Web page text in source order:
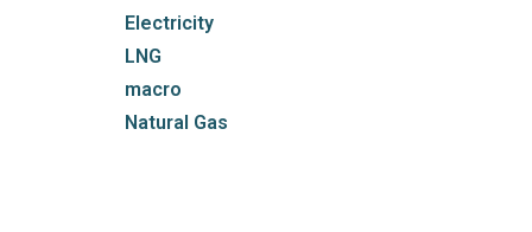
Electricity
LNG
macro
Natural Gas